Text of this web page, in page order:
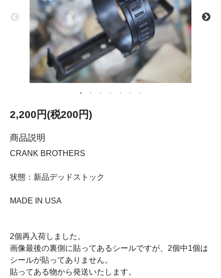
2,200円(税200円)
商品説明
CRANK BROTHERS
状態：新品デッドストック
MADE IN USA
2個再入荷しました。
画像最後の裏側に貼ってあるシールですが、2個中1個は
シールが貼ってありません。
貼ってある物から発送いたします。